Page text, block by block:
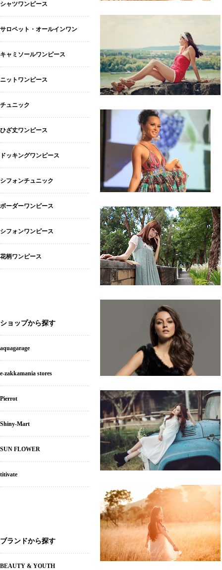
シャツワンピース
サロペット・オールインワン
キャミソールワンピース
ニットワンピース
チュニック
ひざ丈ワンピース
ドッキングワンピース
シフォンチュニック
ボーダーワンピース
シフォンワンピース
花柄ワンピース
ショップから探す
aquagarage
e-zakkamania stores
Pierrot
Shiny-Mart
SUN FLOWER
titivate
ブランドから探す
BEAUTY & YOUTH